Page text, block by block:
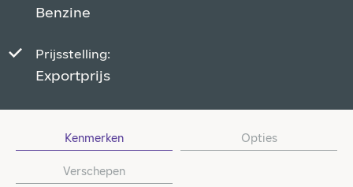
Benzine
Prijsstelling:
Exportprijs
Kenmerken Opties
Verschepen